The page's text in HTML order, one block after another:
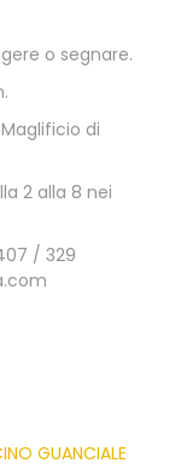
o segnare.
di
2 alla 8 nei
/ 329